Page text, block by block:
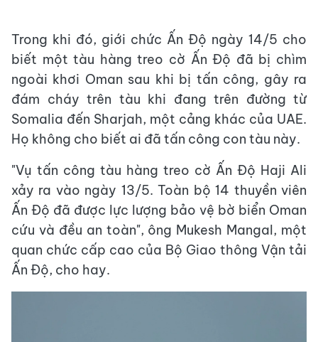
Trong khi đó, giới chức Ấn Độ ngày 14/5 cho
biết một tàu hàng treo cờ Ấn Độ đã bị chìm
ngoài khơi Oman sau khi bị tấn công, gây ra
đám cháy trên tàu khi đang trên đường từ
Somalia đến Sharjah, một cảng khác của UAE.
Họ không cho biết ai đã tấn công con tàu này.
"Vụ tấn công tàu hàng treo cờ Ấn Độ Haji Ali
xảy ra vào ngày 13/5. Toàn bộ 14 thuyền viên
Ấn Độ đã được lực lượng bảo vệ bờ biển Oman
cứu và đều an toàn", ông Mukesh Mangal, một
quan chức cấp cao của Bộ Giao thông Vận tải
Ấn Độ, cho hay.